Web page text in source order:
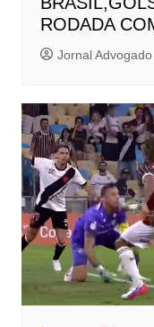
RODADA
Jornal Advogado